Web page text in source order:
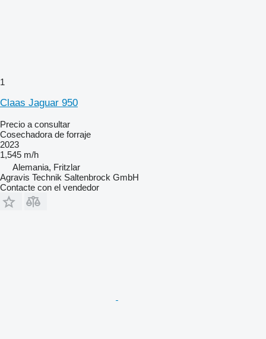
1
Claas Jaguar 950
Precio a consultar
Cosechadora de forraje
2023
1,545 m/h
Alemania, Fritzlar
Agravis Technik Saltenbrock GmbH
Contacte con el vendedor